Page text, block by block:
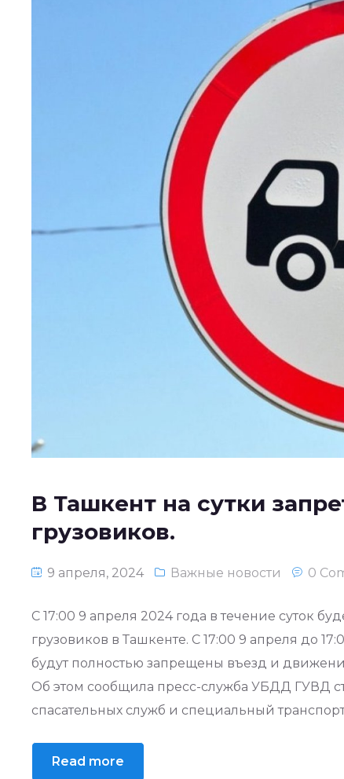
В Ташкент на сутки
грузовиков.
9 апреля, 2024 Важные новости 0
С 17:00 9 апреля 2024 года в течение суток
грузовиков в Ташкенте. С 17:00 9 апреля до
будут полностью запрещены въезд и
Об этом сообщила пресс-служба УБДД ГУВД
спасательных служб и специальный
Read more